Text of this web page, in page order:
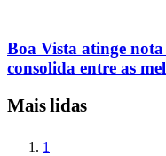
Boa Vista atinge
consolida entre as
Mais lidas
1